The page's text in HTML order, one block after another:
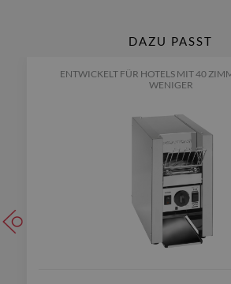
DAZU PASST
ENTWICKELT FÜR HOTELS MIT 40
WENIGER